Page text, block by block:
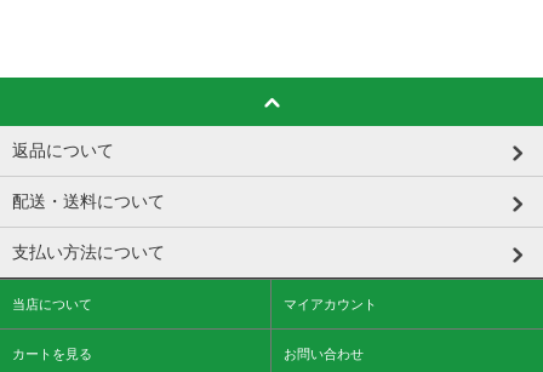
返品について
配送・送料について
支払い方法について
当店について マイアカウント
カートを見る お問い合わせ